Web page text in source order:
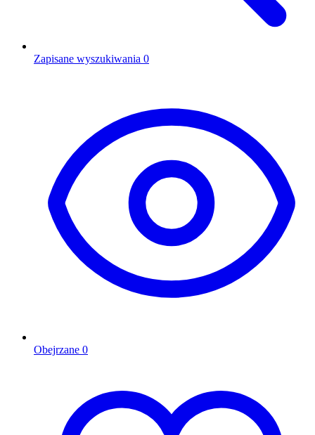
Zapisane wyszukiwania 0
Obejrzane 0